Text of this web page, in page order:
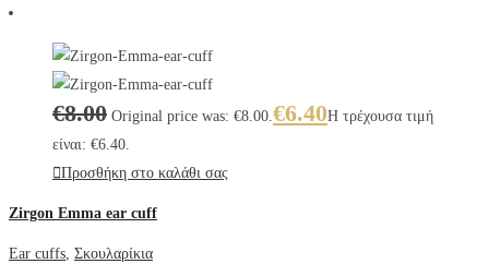
€8.00 Original price was: €8.00. €6.40Η τρέχουσα τιμή
είναι: €6.40.
Προσθήκη στο καλάθι σας
Zirgon Emma ear cuff
Ear cuffs Σκουλαρίκια